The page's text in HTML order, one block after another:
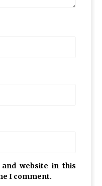
and website in this
I comment.